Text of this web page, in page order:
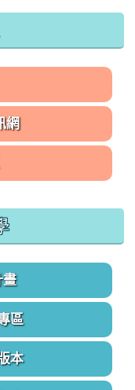
網
畫
區
本